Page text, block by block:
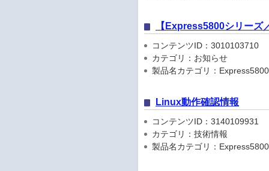
【Express5800シリー
コンテンツID：3010103710
カテゴリ：お知らせ
製品名カテゴリ：
Linux動作確認情報
コンテンツID：3140109931
カテゴリ：技術情報
製品名カテゴリ：